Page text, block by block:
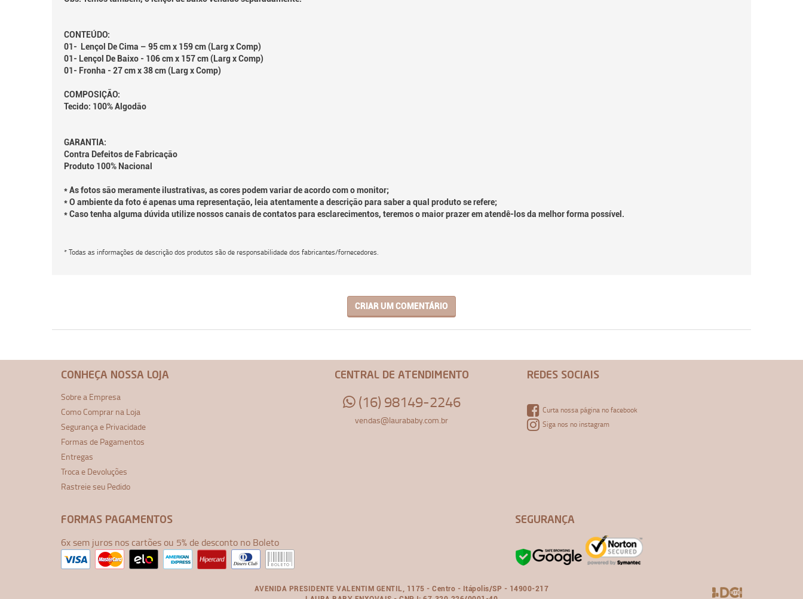
CONTEÚDO:
01- Lençol De Cima – 95 cm x 159 cm (Larg x Comp)
01- Lençol De Baixo - 106 cm x 157 cm (Larg x Comp)
01- Fronha - 27 cm x 38 cm (Larg x Comp)
COMPOSIÇÃO:
Tecido: 100% Algodão
GARANTIA:
Contra Defeitos de Fabricação
Produto 100% Nacional
* As fotos são meramente ilustrativas, as cores podem variar de acordo com o monitor;
* O ambiente da foto é apenas uma representação, leia atentamente a descrição para saber a qual produto se refere;
* Caso tenha alguma dúvida utilize nossos canais de contatos para esclarecimentos, teremos o maior prazer em atendê-los da melhor forma possível.
* Todas as informações de descrição dos produtos são de responsabilidade dos fabricantes/fornecedores.
CRIAR UM COMENTÁRIO
CONHEÇA NOSSA LOJA
Sobre a Empresa
Como Comprar na Loja
Segurança e Privacidade
Formas de Pagamentos
Entregas
Troca e Devoluções
Rastreie seu Pedido
CENTRAL DE ATENDIMENTO
(16) 98149-2246
vendas@laurababy.com.br
REDES SOCIAIS
Curta nossa página no facebook
Siga nos no instagram
FORMAS PAGAMENTOS
6x sem juros nos cartões ou 5% de desconto no Boleto
SEGURANÇA
AVENIDA PRESIDENTE VALENTIM GENTIL, 1175 - Centro - Itápolis/SP - 14900-217